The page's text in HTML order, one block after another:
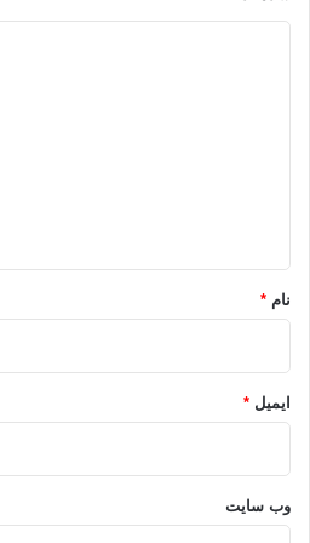
نام *
ایمیل *
وب‌ سایت